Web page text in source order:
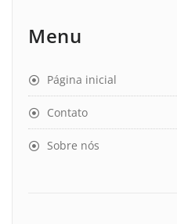
Menu
Página inicial
Contato
Sobre nós